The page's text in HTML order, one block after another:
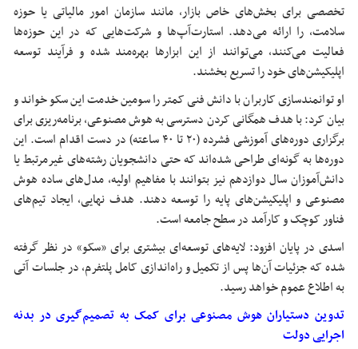
تخصصی برای بخش‌های خاص بازار، مانند سازمان امور مالیاتی یا حوزه
سلامت، را ارائه می‌دهد. استارت‌آپ‌ها و شرکت‌هایی که در این حوزه‌ها
فعالیت می‌کنند، می‌توانند از این ابزارها بهره‌مند شده و فرآیند توسعه
اپلیکیشن‌های خود را تسریع بخشند.
او توانمندسازی کاربران با دانش فنی کمتر را سومین خدمت این سکو خواند و
بیان کرد: با هدف همگانی کردن دسترسی به هوش مصنوعی، برنامه‌ریزی برای
برگزاری دوره‌های آموزشی فشرده (۲۰ تا ۴۰ ساعته) در دست اقدام است. این
دوره‌ها به گونه‌ای طراحی شده‌اند که حتی دانشجویان رشته‌های غیرمرتبط یا
دانش‌آموزان سال دوازدهم نیز بتوانند با مفاهیم اولیه، مدل‌های ساده هوش
مصنوعی و اپلیکیشن‌های پایه را توسعه دهند. هدف نهایی، ایجاد تیم‌های
فناور کوچک و کارآمد در سطح جامعه است.
اسدی در پایان افزود: لایه‌های توسعه‌ای بیشتری برای «سکو» در نظر گرفته
شده که جزئیات آن‌ها پس از تکمیل و راه‌اندازی کامل پلتفرم، در جلسات آتی
به اطلاع عموم خواهد رسید.
تدوین دستیاران هوش مصنوعی برای کمک به تصمیم‌گیری در بدنه
اجرایی دولت